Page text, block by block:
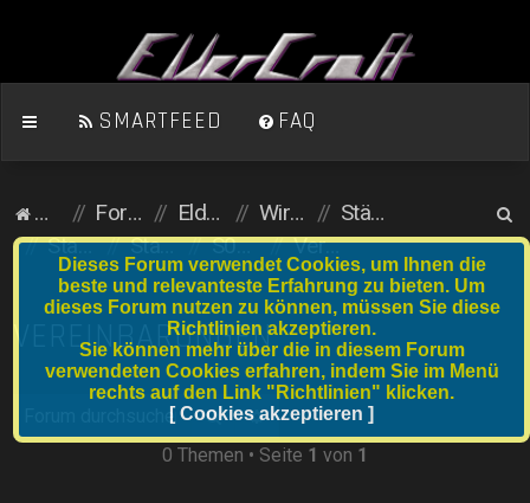
SMARTFEED FAQ
Homepage
Foren-Übersicht ElderCraft (Minecraft) Wirtschaftsserver
Städte und Anfängergrundstücke
Stadtserver
Stadtnummer S041 bis S060 S043 Vereinbarungen
u
VEREINBARUNGEN
SucheErweiterte Suche
0 Themen • Seite 1 von 1
Dieses Forum verwendet Cookies, um Ihnen die
beste und relevanteste Erfahrung zu bieten. Um
dieses Forum nutzen zu können, müssen Sie diese
Richtlinien akzeptieren.
Sie können mehr über die in diesem Forum
verwendeten Cookies erfahren, indem Sie im Menü
rechts auf den Link "Richtlinien" klicken.
[ Cookies akzeptieren ]